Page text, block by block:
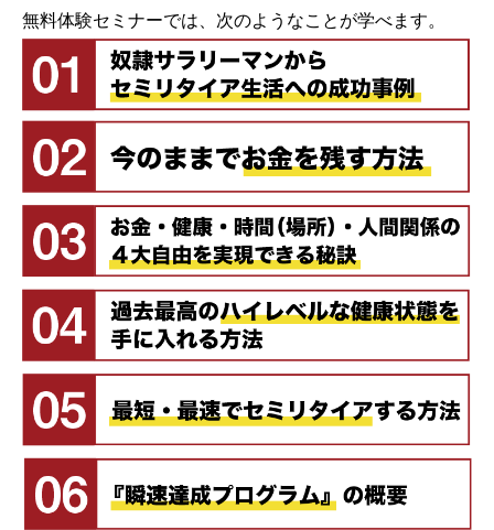
無料体験セミナーでは、次のようなことが学べます。